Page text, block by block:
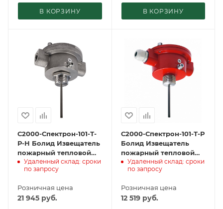
В КОРЗИНУ В КОРЗИНУ
С2000-Спектрон-101-Т-
Р-Н Болид Извещатель
пожарный тепловой
максимально-
дифференциальный
Удаленный склад: сроки
по запросу
Розничная цена
21 945 руб.
С2000-Спектрон-101-Т-Р
Болид Извещатель
пожарный тепловой
максимально-
дифференциальный
Удаленный склад: сроки
по запросу
Розничная цена
12 519руб.